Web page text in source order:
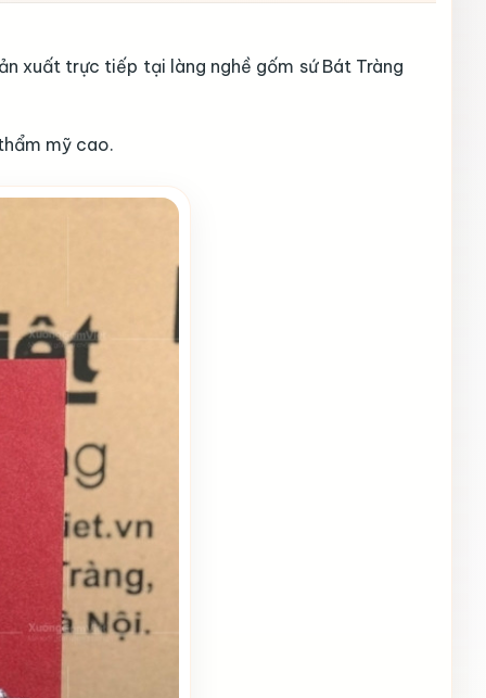
xuất trực tiếp tại làng nghề gốm sứ Bát Tràng
mỹ cao.